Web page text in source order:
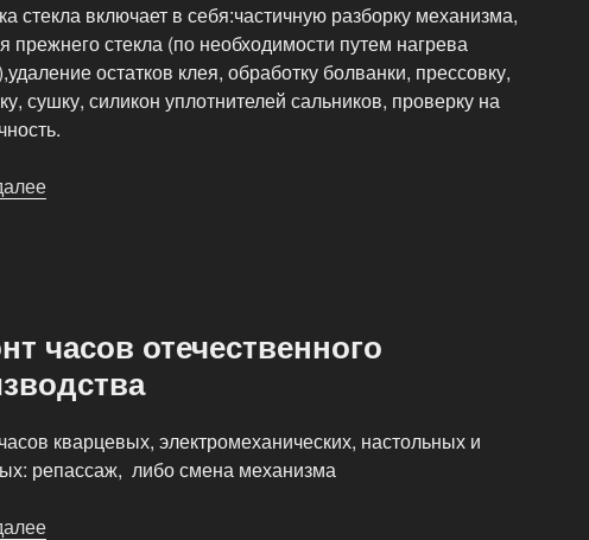
стекла включает в себя:частичную разборку механизма,
прежнего стекла (по необходимости путем нагрева
остатков клея, обработку болванки, прессовку,
сушку, силикон уплотнителей сальников, проверку на
часов отечественного
кварцевых, электромеханических, настольных и
репассаж, либо смена механизма